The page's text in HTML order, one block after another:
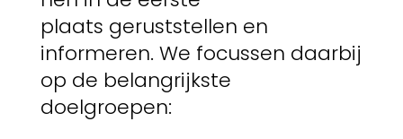
plaats geruststellen en
informeren. We focussen daarbij
op de belangrijkste
doelgroepen: